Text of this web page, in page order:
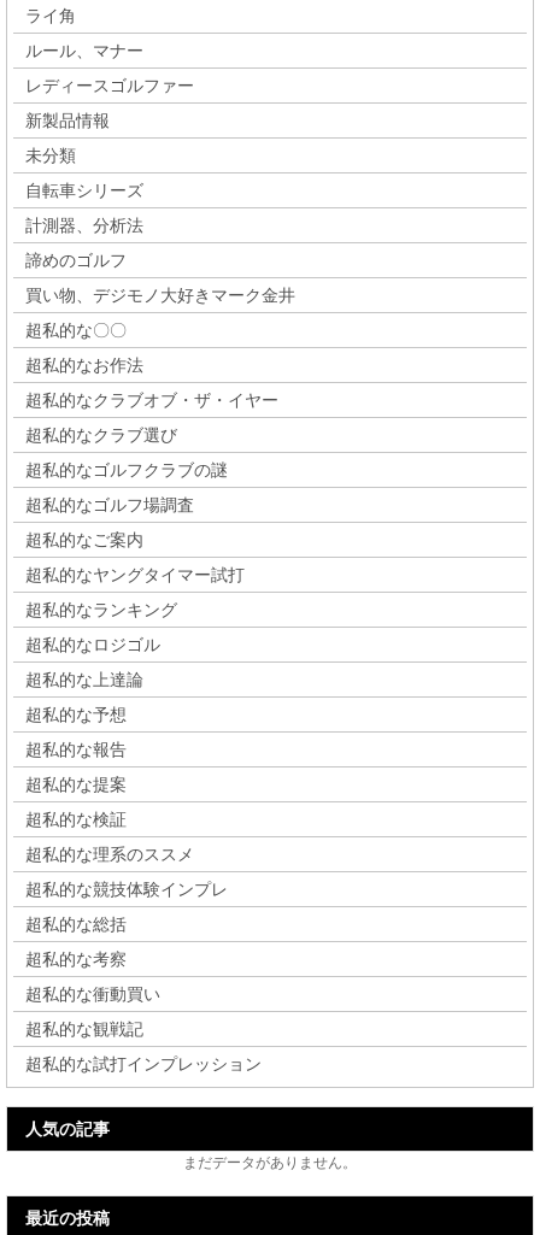
ライ角
ルール、マナー
レディースゴルファー
新製品情報
未分類
自転車シリーズ
計測器、分析法
諦めのゴルフ
買い物、デジモノ大好きマーク金井
超私的な〇〇
超私的なお作法
超私的なクラブオブ・ザ・イヤー
超私的なクラブ選び
超私的なゴルフクラブの謎
超私的なゴルフ場調査
超私的なご案内
超私的なヤングタイマー試打
超私的なランキング
超私的なロジゴル
超私的な上達論
超私的な予想
超私的な報告
超私的な提案
超私的な検証
超私的な理系のススメ
超私的な競技体験インプレ
超私的な総括
超私的な考察
超私的な衝動買い
超私的な観戦記
超私的な試打インプレッション
人気の記事
まだデータがありません。
最近の投稿